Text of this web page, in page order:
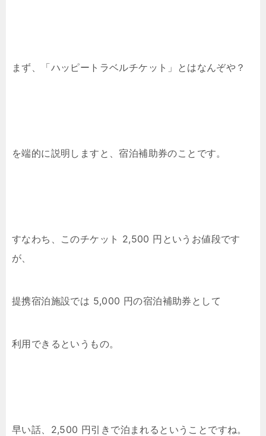
まず、「ハッピートラベルチケット」とはなんぞや？
を端的に説明しますと、宿泊補助券のことです。
すなわち、このチケット 2,500 円というお値段です
が、
提携宿泊施設では 5,000 円の宿泊補助券として
利用できるというもの。
早い話、2,500 円引きで泊まれるということですね。